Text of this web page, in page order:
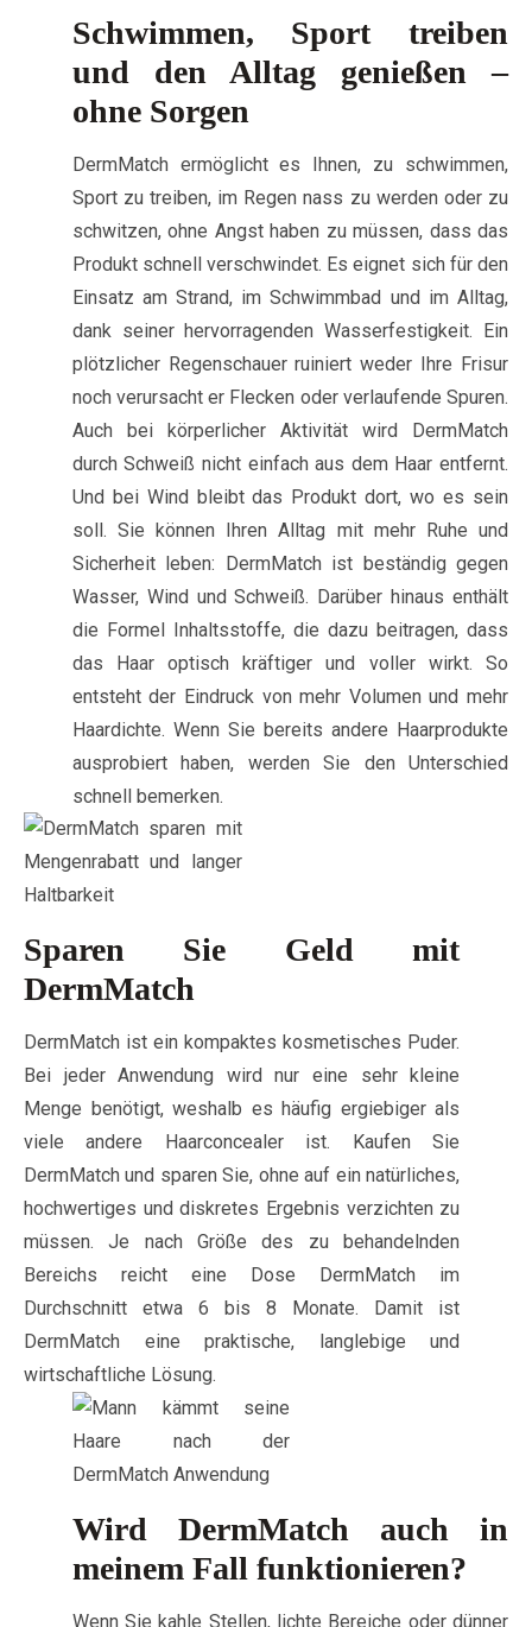
Schwimmen, Sport treiben
und den Alltag genießen –
ohne Sorgen
DermMatch ermöglicht es Ihnen, zu schwimmen,
Sport zu treiben, im Regen nass zu werden oder zu
schwitzen, ohne Angst haben zu müssen, dass das
Produkt schnell verschwindet. Es eignet sich für den
Einsatz am Strand, im Schwimmbad und im Alltag,
dank seiner hervorragenden Wasserfestigkeit. Ein
plötzlicher Regenschauer ruiniert weder Ihre Frisur
noch verursacht er Flecken oder verlaufende Spuren.
Auch bei körperlicher Aktivität wird DermMatch
durch Schweiß nicht einfach aus dem Haar entfernt.
Und bei Wind bleibt das Produkt dort, wo es sein
soll. Sie können Ihren Alltag mit mehr Ruhe und
Sicherheit leben: DermMatch ist beständig gegen
Wasser, Wind und Schweiß. Darüber hinaus enthält
die Formel Inhaltsstoffe, die dazu beitragen, dass
das Haar optisch kräftiger und voller wirkt. So
entsteht der Eindruck von mehr Volumen und mehr
Haardichte. Wenn Sie bereits andere Haarprodukte
ausprobiert haben, werden Sie den Unterschied
schnell bemerken.
Sparen Sie Geld mit
DermMatch
DermMatch ist ein kompaktes kosmetisches Puder.
Bei jeder Anwendung wird nur eine sehr kleine
Menge benötigt, weshalb es häufig ergiebiger als
viele andere Haarconcealer ist. Kaufen Sie
DermMatch und sparen Sie, ohne auf ein natürliches,
hochwertiges und diskretes Ergebnis verzichten zu
müssen. Je nach Größe des zu behandelnden
Bereichs reicht eine Dose DermMatch im
Durchschnitt etwa 6 bis 8 Monate. Damit ist
DermMatch eine praktische, langlebige und
wirtschaftliche Lösung.
Wird DermMatch auch in
meinem Fall funktionieren?
Wenn Sie kahle Stellen, lichte Bereiche oder dünner